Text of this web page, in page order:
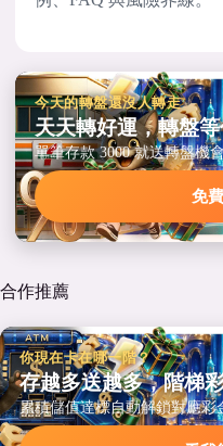
今天的轉盤還沒人轉走
天天轉好運，轉盤
單筆存款 3000 就送轉盤機
免
合作推薦
你現在卡在哪一階？
存越多送越多，階梯
累積儲值達標自動解鎖對應彩